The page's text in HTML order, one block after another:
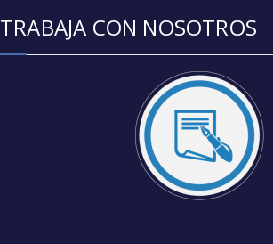
TRABAJA CON NOSOTROS